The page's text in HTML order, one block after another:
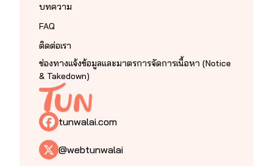
บทความ
FAQ
ติดต่อเรา
ช่องทางแจ้งข้อมูลและมาตรการจัดการเนื้อหา (Notice
& Takedown)
tunwalai.com
@webtunwalai